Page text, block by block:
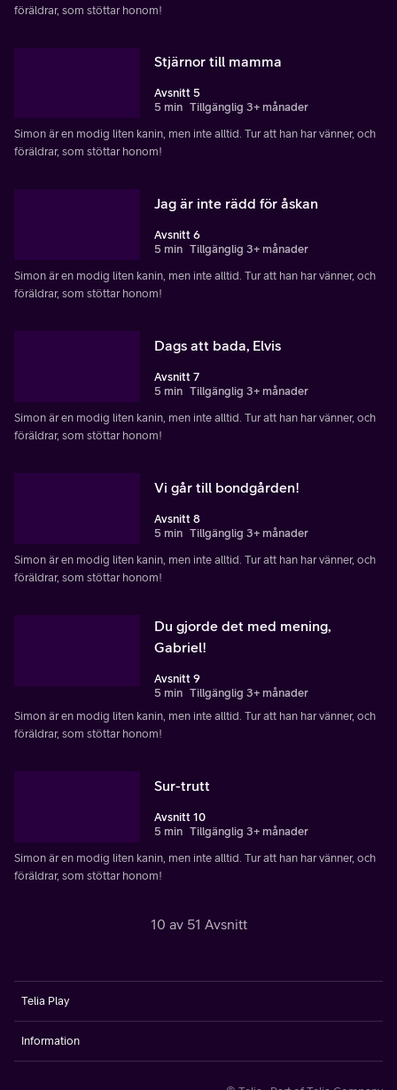
föräldrar, som stöttar honom!
Stjärnor till mamma
Avsnitt 5
5 min Tillgänglig 3+ månader
Simon är en modig liten kanin, men inte alltid. Tur att han har vänner, och
föräldrar, som stöttar honom!
Jag är inte rädd för åskan
Avsnitt 6
5 min Tillgänglig 3+ månader
Simon är en modig liten kanin, men inte alltid. Tur att han har vänner, och
föräldrar, som stöttar honom!
Dags att bada, Elvis
Avsnitt 7
5 min Tillgänglig 3+ månader
Simon är en modig liten kanin, men inte alltid. Tur att han har vänner, och
föräldrar, som stöttar honom!
Vi går till bondgården!
Avsnitt 8
5 min Tillgänglig 3+ månader
Simon är en modig liten kanin, men inte alltid. Tur att han har vänner, och
föräldrar, som stöttar honom!
Du gjorde det med mening,
Gabriel!
Avsnitt 9
5 min Tillgänglig 3+ månader
Simon är en modig liten kanin, men inte alltid. Tur att han har vänner, och
föräldrar, som stöttar honom!
Sur-trutt
Avsnitt 10
5 min Tillgänglig 3+ månader
Simon är en modig liten kanin, men inte alltid. Tur att han har vänner, och
föräldrar, som stöttar honom!
10 av 51 Avsnitt
Telia Play
Information